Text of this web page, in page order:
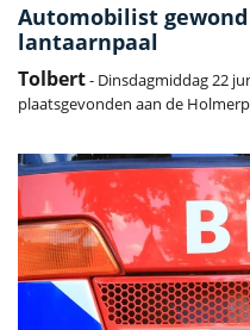
Automobilist
lantaarnpaal
Tolbert- Dinsdagmiddag 22
plaatsgevonden aan de